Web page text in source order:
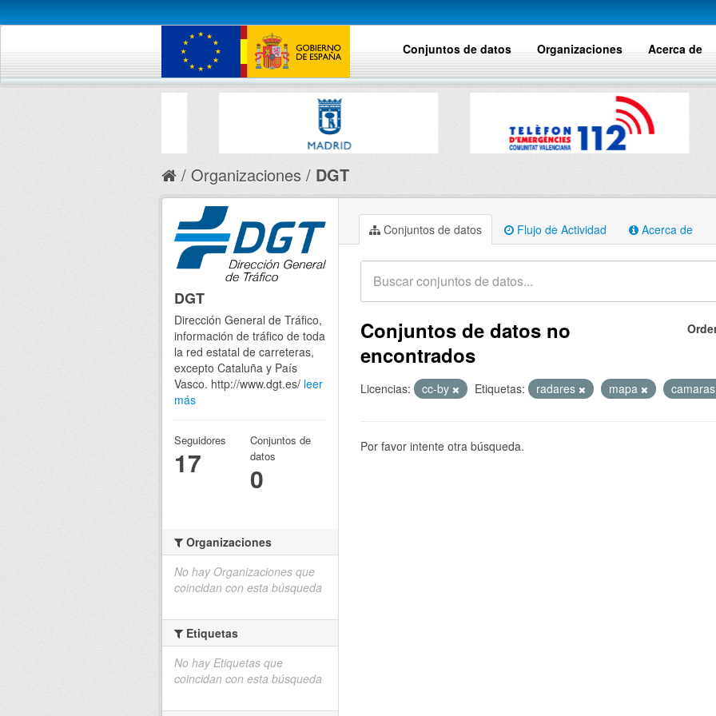
Conjuntos de datos Organizaciones Acerca de
Organizaciones DGT
Conjuntos de datos Flujo de Actividad Acerca de
Conjuntos de datos no
encontrados
Licencias: cc-by Etiquetas: radares mapa
Por favor intente otra búsqueda.
DGT
Dirección General de Tráfico,
información de tráfico de toda
la red estatal de carreteras,
excepto Cataluña y País
Vasco. http://www.dgt.es/ leer
más
Seguidores
17
Conjuntos de
datos
0
Organizaciones
No hay Organizaciones que
coincidan con esta búsqueda
Etiquetas
No hay Etiquetas que
coincidan con esta búsqueda